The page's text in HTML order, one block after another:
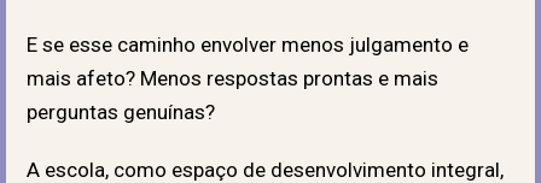
E se esse caminho envolver menos julgamento e
mais afeto? Menos respostas prontas e mais
perguntas genuínas?
A escola, como espaço de desenvolvimento integral,